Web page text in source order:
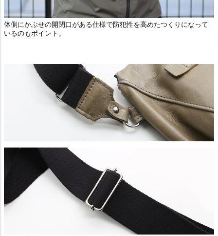
体側にかぶせの開閉口がある仕様で防犯性を高めたつくりになって
いるのもポイント。